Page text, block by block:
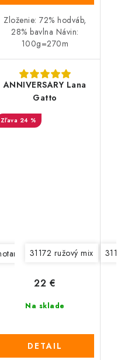
Zloženie: 72% hodváb,
28% bavlna Návin:
100g=270m
7649 svetlá béžová
ANNIVERSARY Lana
Gatto
24 %
31172 ružový mix
Na sklade
22 €
DETAIL